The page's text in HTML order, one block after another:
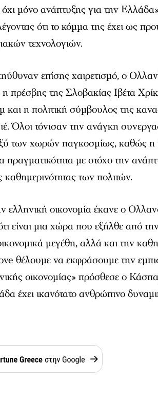
μόνο ανάπτυξης για την
ότι το κόμμα της έχει ως
τεχνολογιών.
επίσης χαιρετισμό, ο
πρέσβης της Σλοβακίας Ιβέτα
η πολιτική σύμβουλος της
Όλοι τόνισαν την ανάγκη
των χωρών παγκοσμίως, καθώς η
πραγματικότητα με στόχο την
καθημερινότητας των πολιτών.
ελληνική οικονομία έκανε ο
είναι μια χώρα που εξήλθε από
μεγέθη, αλλά και την
θέλουμε να εκφράσουμε την
οικονομίας» πρόσθεσε ο
έχει ικανότατο ανθρώπινο